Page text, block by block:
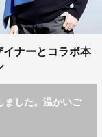
イナーとコラボ本
ました。温かいご